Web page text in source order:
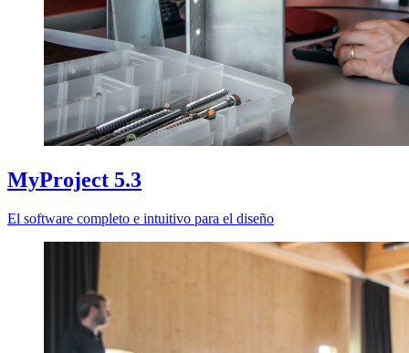
MyProject 5.3
El software completo e intuitivo para el diseño